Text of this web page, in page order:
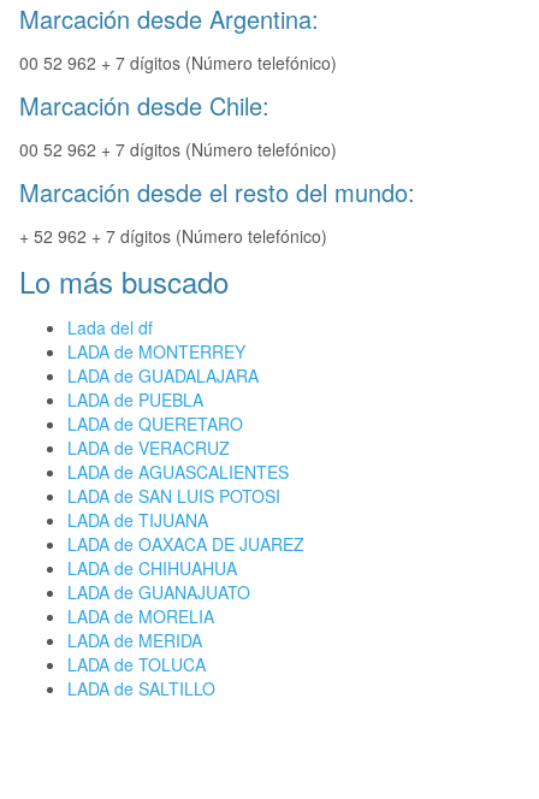
Marcación desde Argentina:
00 52 962 + 7 dígitos (Número telefónico)
Marcación desde Chile:
00 52 962 + 7 dígitos (Número telefónico)
Marcación desde el resto del mundo:
+ 52 962 + 7 dígitos (Número telefónico)
Lo más buscado
Lada del df
LADA de MONTERREY
LADA de GUADALAJARA
LADA de PUEBLA
LADA de QUERETARO
LADA de VERACRUZ
LADA de AGUASCALIENTES
LADA de SAN LUIS POTOSI
LADA de TIJUANA
LADA de OAXACA DE JUAREZ
LADA de CHIHUAHUA
LADA de GUANAJUATO
LADA de MORELIA
LADA de MERIDA
LADA de TOLUCA
LADA de SALTILLO